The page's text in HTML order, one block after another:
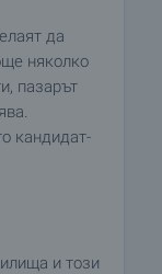
да
няколко
пазарът
кандидат-
и този